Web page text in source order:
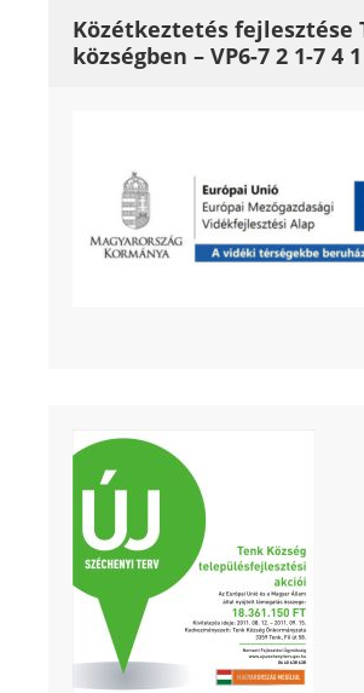
Közétkeztetés fejlesztése
községben – VP6-7 2 1-7 4